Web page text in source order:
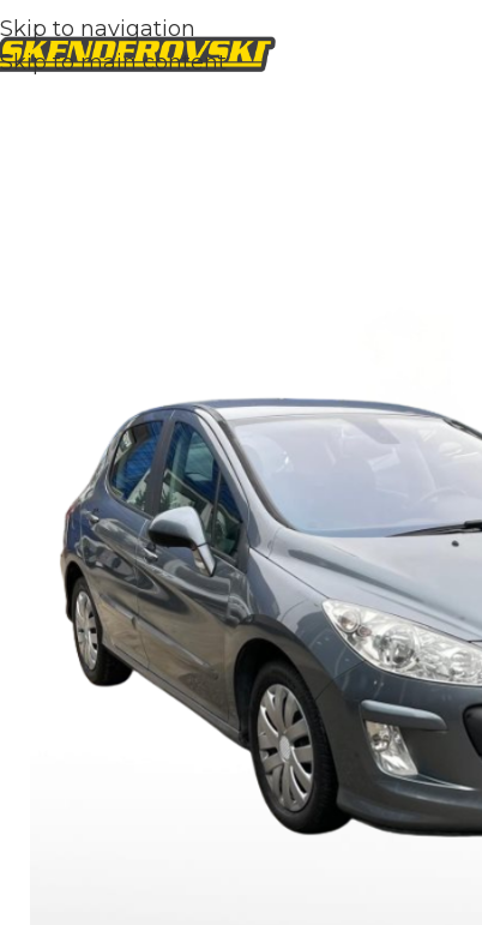
Skip to navigation
Skip to main content